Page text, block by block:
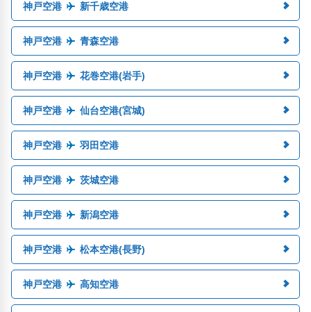
神戸空港 新千歳空港
神戸空港 青森空港
神戸空港 花巻空港(岩手)
神戸空港 仙台空港(宮城)
神戸空港 羽田空港
神戸空港 茨城空港
神戸空港 新潟空港
神戸空港 松本空港(長野)
神戸空港 高知空港